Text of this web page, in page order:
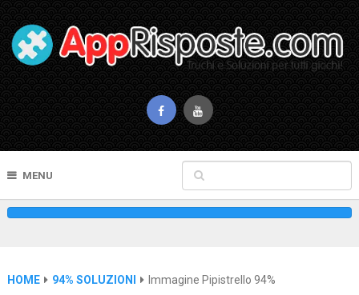
MENU
HOME 94% SOLUZIONI Immagine Pipistrello 94%